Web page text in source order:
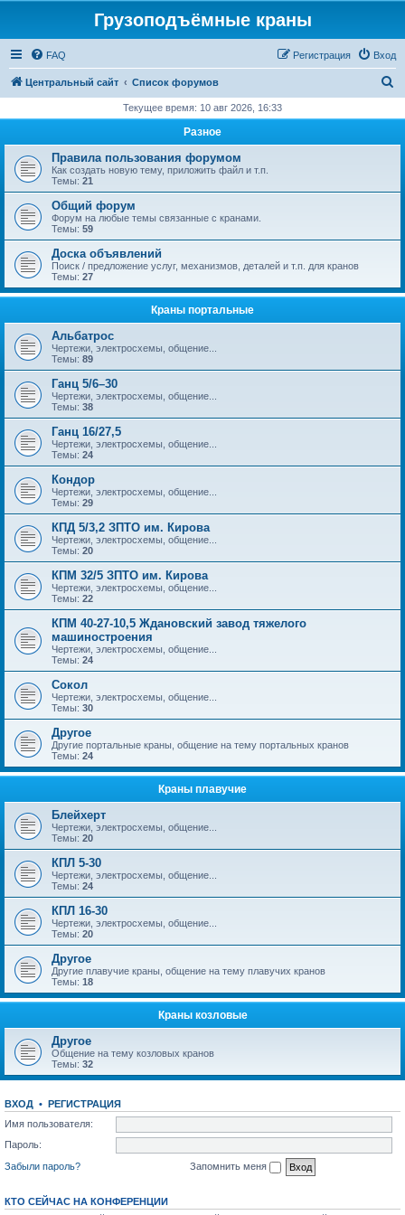
Грузоподъёмные краны
FAQ Вход
Регистрация
Центральный сайт Список форумов
с
Текущее время: 10 авг 2026, 16:33
Разное
Правила пользования форумом
Как создать новую тему, приложить файл и т.п.
Темы: 21
Общий форум
Форум на любые темы связанные с кранами.
Темы: 59
Доска объявлений
Поиск / предложение услуг, механизмов, деталей и т.п. для кранов
Темы: 27
Краны портальные
Альбатрос
Чертежи, электросхемы, общение...
Темы: 89
Ганц 5/6–30
Чертежи, электросхемы, общение...
Темы: 38
Ганц 16/27,5
Чертежи, электросхемы, общение...
Темы: 24
Кондор
Чертежи, электросхемы, общение...
Темы: 29
КПД 5/3,2 ЗПТО им. Кирова
Чертежи, электросхемы, общение...
Темы: 20
КПМ 32/5 ЗПТО им. Кирова
Чертежи, электросхемы, общение...
Темы: 22
КПМ 40-27-10,5 Ждановский завод тяжелого
машиностроения
Чертежи, электросхемы, общение...
Темы: 24
Сокол
Чертежи, электросхемы, общение...
Темы: 30
Другое
Другие портальные краны, общение на тему портальных кранов
Темы: 24
Краны плавучие
Блейхерт
Чертежи, электросхемы, общение...
Темы: 20
КПЛ 5-30
Чертежи, электросхемы, общение...
Темы: 24
КПЛ 16-30
Чертежи, электросхемы, общение...
Темы: 20
Другое
Другие плавучие краны, общение на тему плавучих кранов
Темы: 18
Краны козловые
Другое
Общение на тему козловых кранов
Темы: 32
ВХОД • РЕГИСТРАЦИЯ
Имя пользователя:
Пароль:
Забыли пароль?
Запомнить меня
КТО СЕЙЧАС НА КОНФЕРЕНЦИИ